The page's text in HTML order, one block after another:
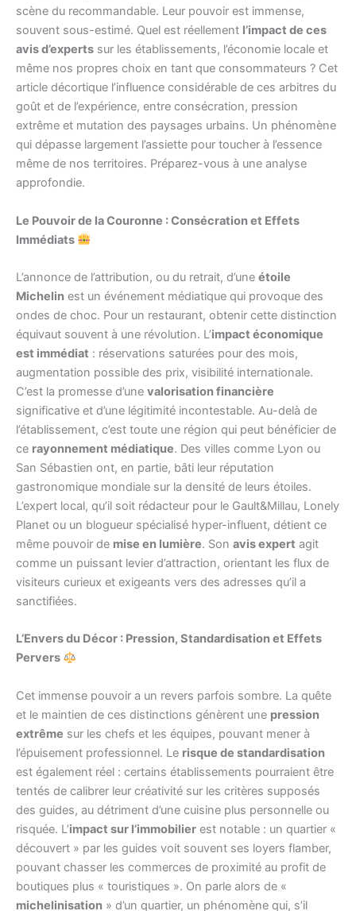
scène du recommandable. Leur pouvoir est immense,
souvent sous-estimé. Quel est réellement l’impact de ces
avis d’experts sur les établissements, l’économie locale et
même nos propres choix en tant que consommateurs ? Cet
article décortique l’influence considérable de ces arbitres du
goût et de l’expérience, entre consécration, pression
extrême et mutation des paysages urbains. Un phénomène
qui dépasse largement l’assiette pour toucher à l’essence
même de nos territoires. Préparez-vous à une analyse
approfondie.
Le Pouvoir de la Couronne : Consécration et Effets
Immédiats
L’annonce de l’attribution, ou du retrait, d’une étoile
Michelin est un événement médiatique qui provoque des
ondes de choc. Pour un restaurant, obtenir cette distinction
équivaut souvent à une révolution. L’impact économique
est immédiat : réservations saturées pour des mois,
augmentation possible des prix, visibilité internationale.
C’est la promesse d’une valorisation financière
significative et d’une légitimité incontestable. Au-delà de
l’établissement, c’est toute une région qui peut bénéficier de
ce rayonnement médiatique. Des villes comme Lyon ou
San Sébastien ont, en partie, bâti leur réputation
gastronomique mondiale sur la densité de leurs étoiles.
L’expert local, qu’il soit rédacteur pour le Gault&Millau, Lonely
Planet ou un blogueur spécialisé hyper-influent, détient ce
même pouvoir de mise en lumière. Son avis expert agit
comme un puissant levier d’attraction, orientant les flux de
visiteurs curieux et exigeants vers des adresses qu’il a
sanctifiées.
L’Envers du Décor : Pression, Standardisation et Effets
Pervers
Cet immense pouvoir a un revers parfois sombre. La quête
et le maintien de ces distinctions génèrent une pression
extrême sur les chefs et les équipes, pouvant mener à
l’épuisement professionnel. Le risque de standardisation
est également réel : certains établissements pourraient être
tentés de calibrer leur créativité sur les critères supposés
des guides, au détriment d’une cuisine plus personnelle ou
risquée. L’impact sur l’immobilier est notable : un quartier «
découvert » par les guides voit souvent ses loyers flamber,
pouvant chasser les commerces de proximité au profit de
boutiques plus « touristiques ». On parle alors de «
michelinisation » d’un quartier, un phénomène qui, s’il